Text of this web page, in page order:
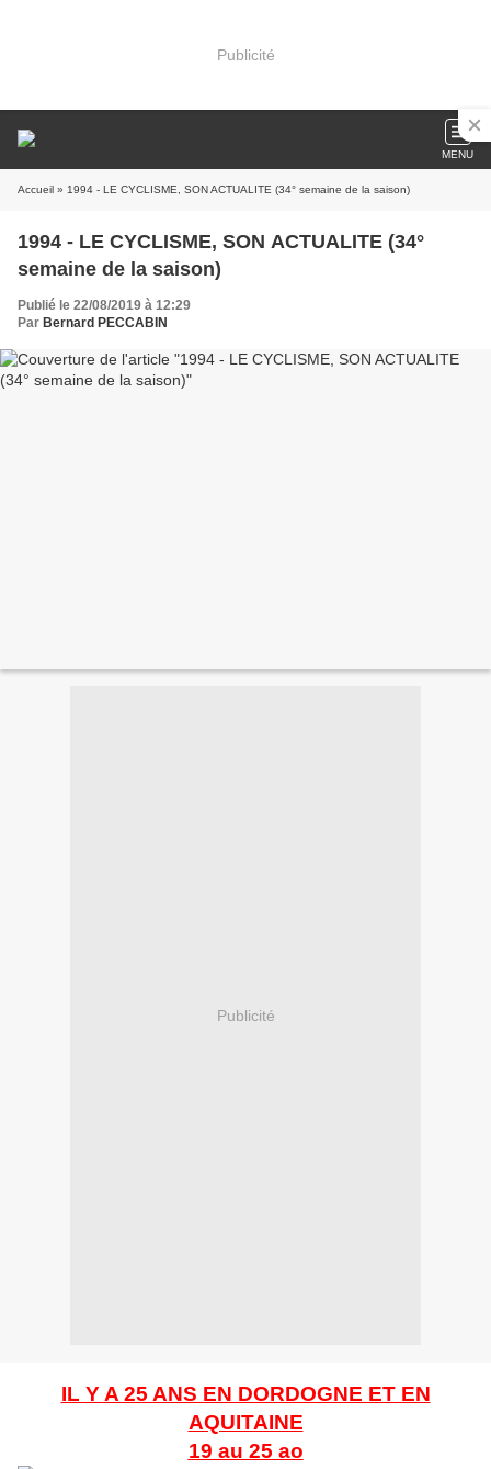
Publicité
MENU
Accueil » 1994 - LE CYCLISME, SON ACTUALITE (34° semaine de la saison)
1994 - LE CYCLISME, SON ACTUALITE (34°
semaine de la saison)
Publié le 22/08/2019 à 12:29
Par Bernard PECCABIN
Publicité
IL Y A 25 ANS EN DORDOGNE ET EN
AQUITAINE
19 au 25 ao